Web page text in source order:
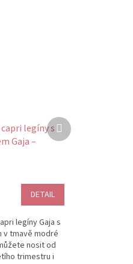
legíny s
Gaja –
DETAIL
legíny Gaja s
v tmavě modré
nosit od
trimestru i
Další
produkt